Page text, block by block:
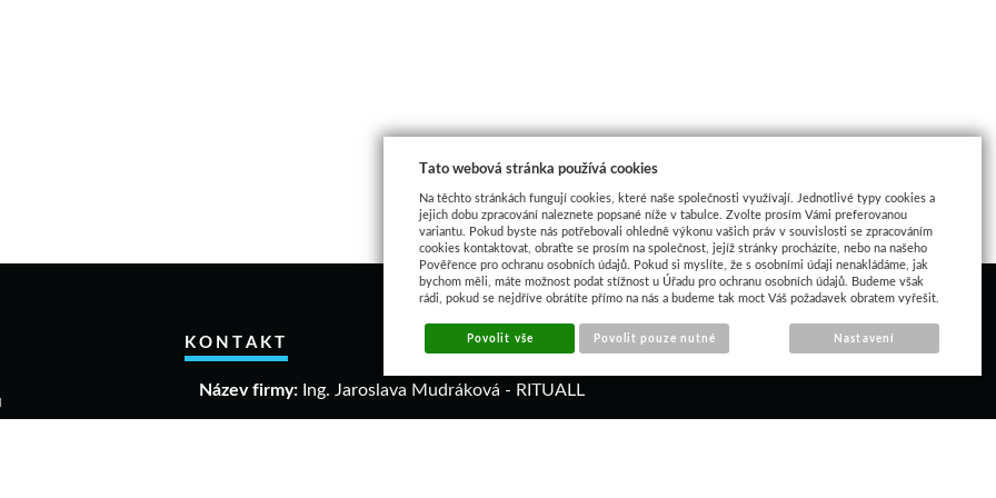
KONTAKT
Název firmy:Ing. Jaroslava Mudráková - RITUALL
Tato webová stránka používá cookies
Na těchto stránkách fungují cookies, které naše společnosti využívají. Jednotlivé typy cookies a
jejich dobu zpracování naleznete popsané níže v tabulce. Zvolte prosím Vámi preferovanou
variantu. Pokud byste nás potřebovali ohledně výkonu vašich práv v souvislosti se zpracováním
cookies kontaktovat, obraťte se prosím na společnost, jejíž stránky procházíte, nebo na našeho
Pověřence pro ochranu osobních údajů. Pokud si myslíte, že s osobními údaji nenakládáme, jak
bychom měli, máte možnost podat stížnost u Úřadu pro ochranu osobních údajů. Budeme však
rádi, pokud se nejdříve obrátíte přímo na nás a budeme tak moct Váš požadavek obratem vyřešit.
Povolit vše Povolit pouze nutné Nastavení